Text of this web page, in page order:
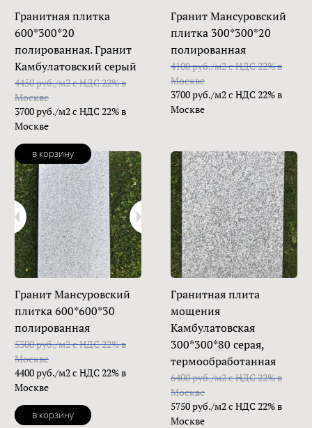
Гранитная плитка
600*300*20
полированная. Гранит
Камбулатовский серый
4450 руб./м2 с НДС 22% в
Москве
3700 руб./м2 с НДС 22% в
Москве
в корзину
Гранит Мансуровский
плитка 300*300*20
полированная
4100 руб./м2 с НДС 22% в
Москве
3700 руб./м2 с НДС 22% в
Москве
Гранит Мансуровский
плитка 600*600*30
полированная
5300 руб./м2 с НДС 22% в
Москве
4400 руб./м2 с НДС 22% в
Москве
в корзину
Гранитная плита
мощения
Камбулатовская
300*300*80 серая,
термообработанная
6400 руб./м2 с НДС 22% в
Москве
5750 руб./м2 с НДС 22% в
Москве